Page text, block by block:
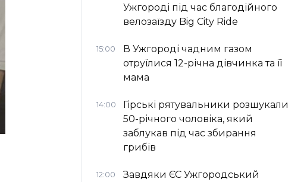
Ужгороді під час благодійного
велозаїзду Big Сity Ride
15:00
В Ужгороді чадним газом
отруїлися 12-річна дівчинка та її
мама
14:00
Гірські рятувальники розшукали
50-річного чоловіка, який
заблукав під час збирання
грибів
12:00
Завдяки ЄС Ужгородський